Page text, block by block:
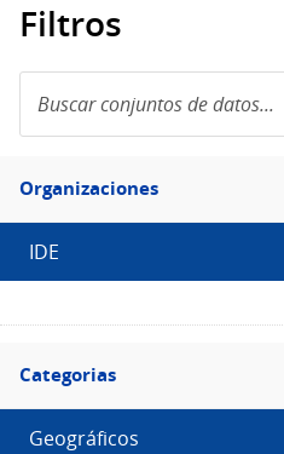
Filtros
conjuntos
de
Filtro
Organizaciones
Organizaciones
IDE
Filtro
Categorias
Categorias
Geográficos